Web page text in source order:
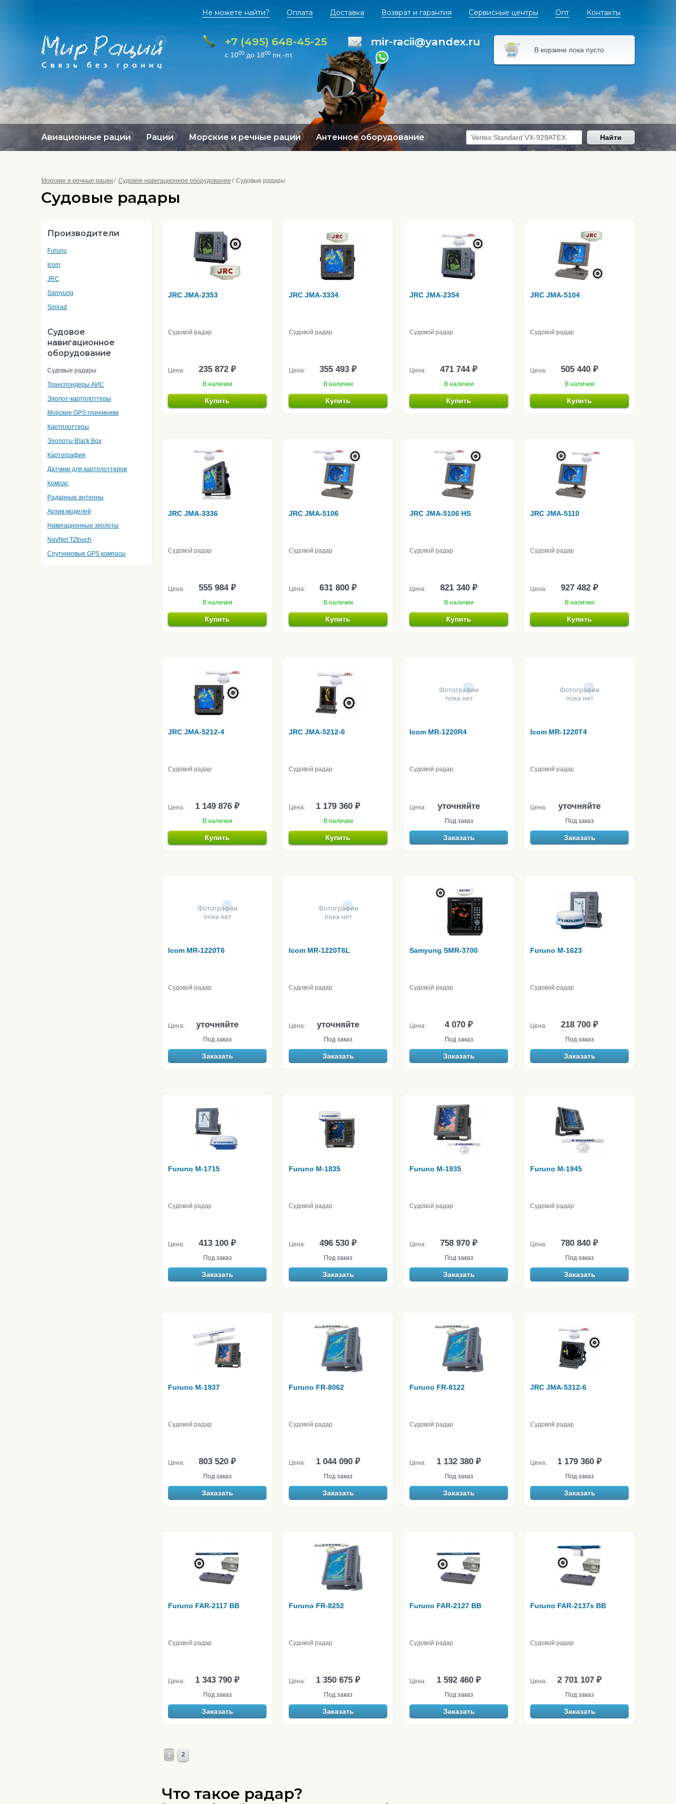
Не можете найти? Оплата Доставка Возврат и гарантия Сервисные центры Опт Контакты
+7 (495) 648-45-25
с 1000 до 1800 пн.-пт.
mir-racii@yandex.ru
В корзине пока пусто
Авиационные рации Рации Морские и речные рации Антенное оборудование Найти
Морские и речные рации Судовое навигационное оборудование Судовые радары
Судовые радары
Производители
Furuno
Icom
JRC
Samyung
Simrad
Судовое
навигационное
оборудование
Судовые радары
Транспондеры АИС
Эхолот-картплоттеры
Морские GPS приемники
Картплоттеры
Эхолоты Black Box
Картография
Датчики для картплоттеров
Компас
Радарные антенны
Архив моделей
Навигационные эхолоты
NavNet TZtouch
Спутниковые GPS компасы
JRC JMA-2353
Судовой радар
Цена: 235 872 ₽
В наличии
Купить
JRC JMA-3334
Судовой радар
Цена: 355 493 ₽
В наличии
Купить
JRC JMA-2354
Судовой радар
Цена: 471 744 ₽
В наличии
Купить
JRC JMA-5104
Судовой радар
Цена: 505 440 ₽
В наличии
Купить
JRC JMA-3336
Судовой радар
Цена: 555 984 ₽
В наличии
Купить
JRC JMA-5106
Судовой радар
Цена: 631 800 ₽
В наличии
Купить
JRC JMA-5106 HS
Судовой радар
Цена: 821 340 ₽
В наличии
Купить
JRC JMA-5110
Судовой радар
Цена: 927 482 ₽
В наличии
Купить
JRC JMA-5212-4
Судовой радар
Цена: 1 149 876 ₽
В наличии
Купить
JRC JMA-5212-6
Судовой радар
Цена: 1 179 360 ₽
В наличии
Купить
Icom MR-1220R4
Судовой радар
Цена: уточняйте
Под заказ
Заказать
Icom MR-1220T4
Судовой радар
Цена: уточняйте
Под заказ
Заказать
Icom MR-1220T6
Судовой радар
Цена: уточняйте
Под заказ
Заказать
Icom MR-1220T6L
Судовой радар
Цена: уточняйте
Под заказ
Заказать
Samyung SMR-3700
Судовой радар
Цена: 4 070 ₽
Под заказ
Заказать
Furuno M-1623
Судовой радар
Цена: 218 700 ₽
Под заказ
Заказать
Furuno M-1715
Судовой радар
Цена: 413 100 ₽
Под заказ
Заказать
Furuno M-1835
Судовой радар
Цена: 496 530 ₽
Под заказ
Заказать
Furuno M-1935
Судовой радар
Цена: 758 970 ₽
Под заказ
Заказать
Furuno M-1945
Судовой радар
Цена: 780 840 ₽
Под заказ
Заказать
Furuno M-1937
Судовой радар
Цена: 803 520 ₽
Под заказ
Заказать
Furuno FR-8062
Судовой радар
Цена: 1 044 090 ₽
Под заказ
Заказать
Furuno FR-8122
Судовой радар
Цена: 1 132 380 ₽
Под заказ
Заказать
JRC JMA-5312-6
Судовой радар
Цена: 1 179 360 ₽
Под заказ
Заказать
Furuno FAR-2117 BB
Судовой радар
Цена: 1 343 790 ₽
Под заказ
Заказать
Furuno FR-8252
Судовой радар
Цена: 1 350 675 ₽
Под заказ
Заказать
Furuno FAR-2127 BB
Судовой радар
Цена: 1 592 460 ₽
Под заказ
Заказать
Furuno FAR-2137s BB
Судовой радар
Цена: 2 701 107 ₽
Под заказ
Заказать
1 2
Что такое радар?